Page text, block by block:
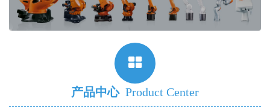
产品中心 Product Center